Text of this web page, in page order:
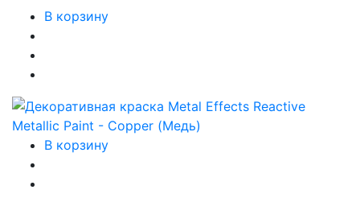
В корзину
В корзину